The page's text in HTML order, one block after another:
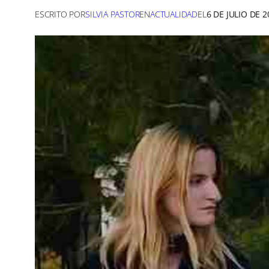
ESCRITO PORSILVIA PASTORENACTUALIDADEL6 DE JULIO DE